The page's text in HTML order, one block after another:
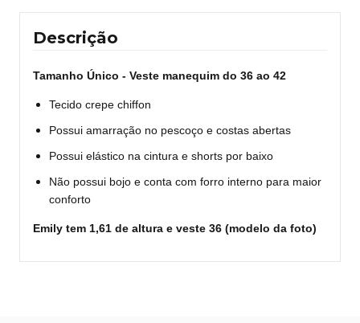
Descrição
Tamanho Único - Veste manequim do 36 ao 42
Tecido crepe chiffon
Possui amarração no pescoço e costas abertas
Possui elástico na cintura e shorts por baixo
Não possui bojo e conta com forro interno para maior
conforto
Emily tem 1,61 de altura e veste 36 (modelo da foto)